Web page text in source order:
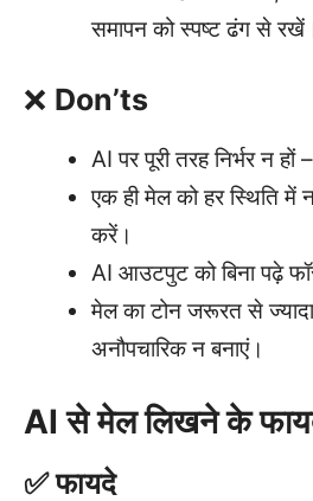
समापन को स्पष्ट ढंग से
❌ Don’ts
AI पर पूरी तरह निर्भर न
एक ही मेल को हर स्थिति
करें।
AI आउटपुट को बिना पढ़े
मेल का टोन जरूरत से
अनौपचारिक न बनाएं।
AI से मेल लिखने के
✅ फायदे